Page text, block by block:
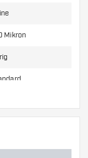
am besten
Mikron